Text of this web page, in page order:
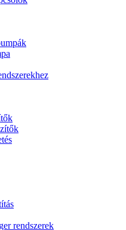
rendszerek